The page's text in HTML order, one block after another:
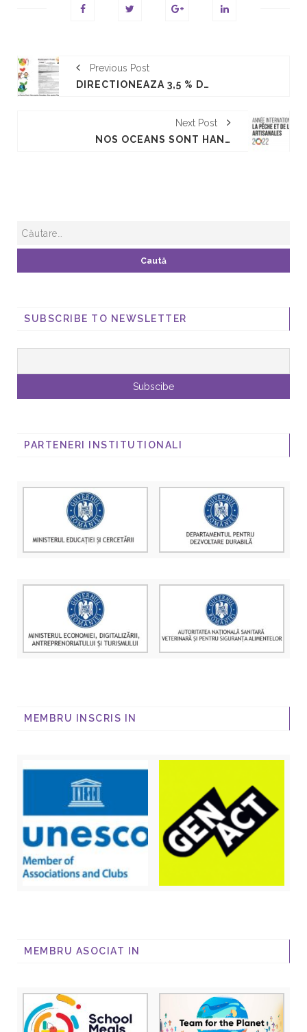
Previous Post
DIRECTIONEAZA 3,5 % DIN IMPOZITUL PE VENIT CATRE ASOCIATIA SARBATAOREA GUSTULUI
Next Post
NOS OCÉANS SONT HANTÉS ! COMMENT LA « PÊCHE FANTÔME » DÉVASTE NOS ENVIRONNEMENTS MARINS ?
SUBSCRIBE TO NEWSLETTER
PARTENERI INSTITUTIONALI
MEMBRU INSCRIS IN
MEMBRU ASOCIAT IN